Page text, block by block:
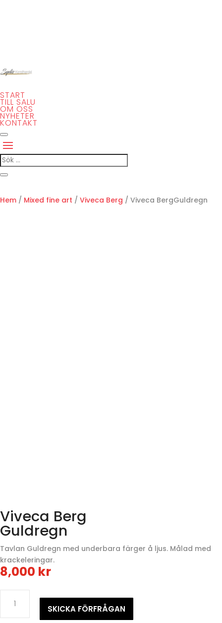
START
TILL SALU
OM OSS
NYHETER
KONTAKT
Hem / Mixed fine art / Viveca Berg / Viveca BergGuldregn
Viveca Berg
Guldregn
Tavlan Guldregn med underbara färger å ljus. Målad med
krackeleringar.
8,000 kr
BergGuldregn
mängd
SKICKA FÖRFRÅGAN